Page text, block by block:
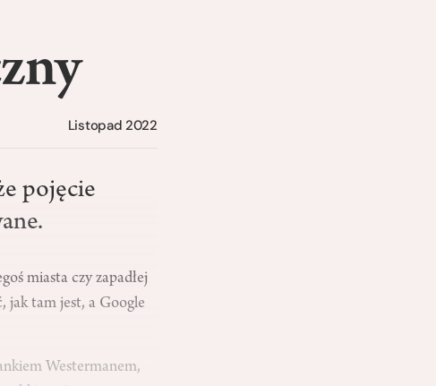
Listopad 2022
pojęcie
miasta czy zapadłej
jak tam jest, a Google
Westermanem,